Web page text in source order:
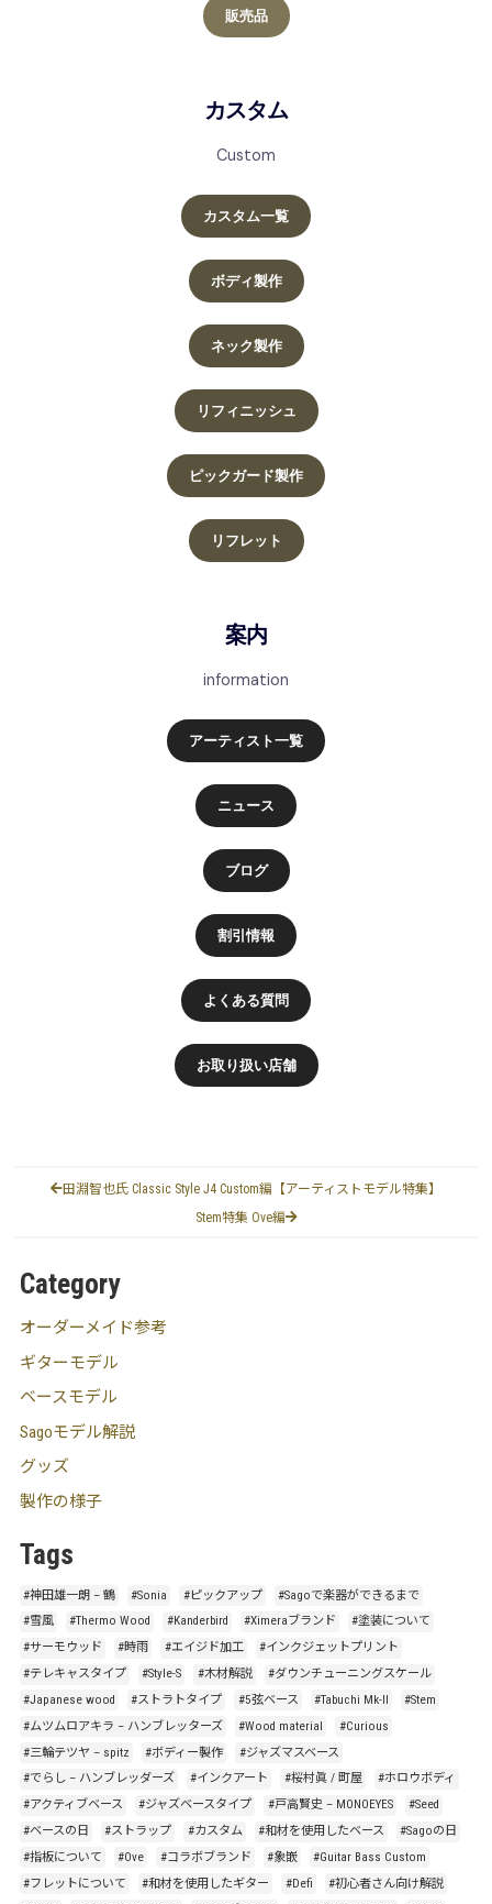
販売品
カスタム
Custom
カスタム一覧
ボディ製作
ネック製作
リフィニッシュ
ピックガード製作
リフレット
案内
information
アーティスト一覧
ニュース
ブログ
割引情報
よくある質問
お取り扱い店舗
Stem特集 Ove編
田淵智也氏 Classic Style J4 Custom編【アーティストモデル特集】
Category
オーダーメイド参考
ギターモデル
ベースモデル
Sagoモデル解説
グッズ
製作の様子
Tags
#神田雄一朗 – 鶴 #Sonia #ピックアップ
#Sagoで楽器ができるまで
#雪風
#Thermo Wood #Kanderbird #Ximeraブランド
#塗装について
#サーモウッド
#時雨 #エイジド加工
#インクジェットプリント
#テレキャスタイプ
#Style-S #木材解説
#ダウンチューニングスケール
#Japanese wood
#ストラトタイプ #5弦ベース #Tabuchi Mk-II
#Stem
#ムツムロアキラ – ハンブレッターズ
#Wood material
#Curious
#三輪テツヤ – spitz
#ボディー製作
#ジャズマスベース
#でらし – ハンブレッダーズ
#インクアート #桜村眞 / 町屋
#ホロウボディ
#アクティブベース
#ジャズベースタイプ #戸高賢史 – MONOEYES
#Seed
#ベースの日
#ストラップ #カスタム #和材を使用したベース
#Sagoの日
#指板について
#Ove #コラボブランド #象嵌
#Guitar Bass Custom
#フレットについて
#和材を使用したギター #Defi
#初心者さん向け解説